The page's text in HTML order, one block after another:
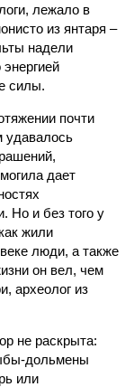
лежало в
из янтаря –
надели
силы.
почти
удавалось
дает
Но и без того у
жили
люди, а также
он вел, чем
археолог из
не раскрыта:
дольмены
или